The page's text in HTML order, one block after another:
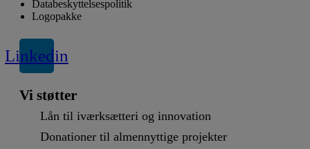
Databeskyttelsespolitik
Logopakke
Linkedin
Vi støtter
Lån til iværksætteri og innovation
Donationer til almennyttige projekter